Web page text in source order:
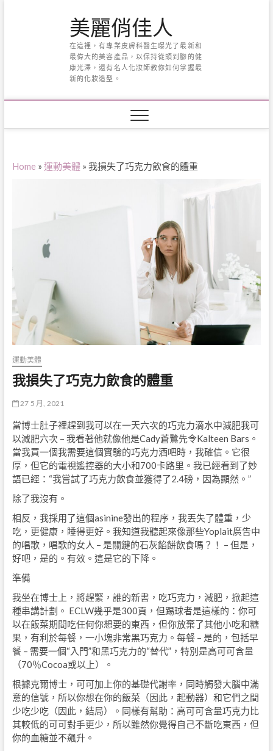
美麗俏佳人
在這裡，有專業皮膚科醫生曝光了最新和
最偉大的美容產品，以保持從頭到腳的健
康光澤，還有名人化妝師教你如何掌握最
新的化妝造型。
Home » 運動美體 » 我損失了巧克力飲食的體重
運動美體
我損失了巧克力飲食的體重
27 5 月, 2021
當博士肚子裡趕到我可以在一天六次的巧克力滴水中減肥我可
以減肥六次 – 我看著他就像他是Cady蒼鷺先令Kalteen Bars。
當我買一個我需要這個實驗的巧克力酒吧時，我確信。它很
厚，但它的電視遙控器的大小和700卡路里。我已經看到了妙
語已經：“我嘗試了巧克力飲食並獲得了2.4磅，因為顯然。”
除了我沒有。
相反，我採用了這個asinine發出的程序，我丟失了體重，少
吃，更健康，睡得更好。我知道我聽起來像那些Yoplait廣告中
的唱歌，唱歌的女人 – 是關鍵的石灰餡餅飲食嗎？！ – 但是，
好吧，是的。有效。這是它的下降。
準備
我坐在博士上，將趕緊，誰的新書，吃巧克力，減肥，掀起這
種串講計劃。 ECLW幾乎是300頁，但踢球者是這樣的：你可
以在飯菜期間吃任何你想要的東西，但你放棄了其他小吃和糖
果，有利於每餐，一小塊非常黑巧克力。每餐 – 是的，包括早
餐 – 需要一個“入門”和黑巧克力的“替代”，特別是高可可含量
（70％Cocoa或以上）。
根據克爾博士，可可加上你的基礎代謝率，同時觸發大腦中滿
意的信號，所以你想在你的飯菜（因此，起動器）和它們之間
少吃少吃（因此，結局）。同樣有幫助：高可可含量巧克力比
其較低的可可對手更少，所以雖然你覺得自己不斷吃東西，但
你的血糖並不飆升。